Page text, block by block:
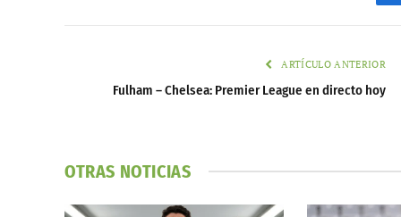
ARTÍCULO ANTERIOR
Fulham – Chelsea: Premier League en directo hoy
OTRAS NOTICIAS